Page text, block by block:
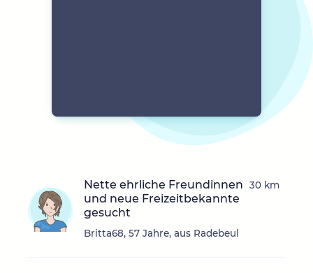
Nette ehrliche Freundinnen
und neue Freizeitbekannte
gesucht
Britta68, 57 Jahre, aus Radebeul
30 km